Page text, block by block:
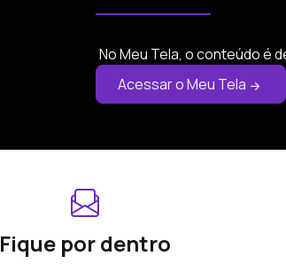
No Meu Tela, o conteúdo é
Acessar o Meu Tela
Fique por dentro